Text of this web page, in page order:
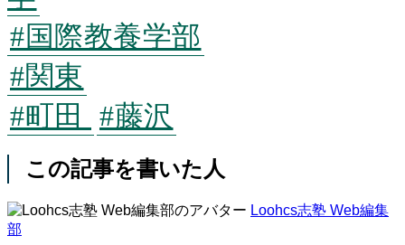
#国際教養学部
#関東
#町田
#藤沢
この記事を書いた人
Loohcs志塾 Web編集
部